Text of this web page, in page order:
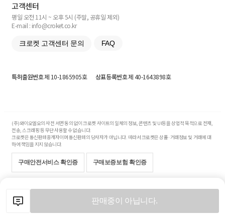
판매중이 아닙니다.
고객센터
평일 오전 11시 ~ 오후 5시 (주말, 공휴일 제외)
E-mail : info@croket.co.kr
크로켓 고객센터 문의 FAQ
특허출원번호제 10-1865905호 상표등록번호제 40-1643898호
(주)와이오엘오의 사전 서면 동의 없이 크로켓 사이트의 일체의 정보, 콘텐츠 및 UI등을 상업적 목적으로 전재,
전송, 스크래핑 등 무단 사용할 수 없습니다.
크로켓은 통신판매중개자이며 통신판매의 당사자가 아닙니다. 따라서 크로켓은 상품·거래정보 및 거래에 대
하여 책임을 지지 않습니다.
구매안전서비스 확인증 구매보증보험 확인증